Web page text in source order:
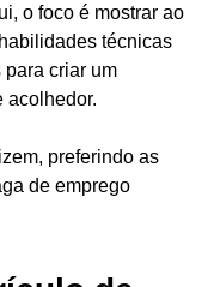
o foco é mostrar ao
técnicas
criar um
acolhedor.
preferindo as
de emprego